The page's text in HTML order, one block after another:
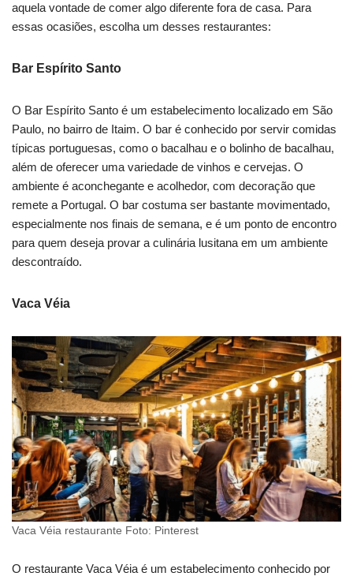
aquela vontade de comer algo diferente fora de casa. Para
essas ocasiões, escolha um desses restaurantes:
Bar Espírito Santo
O Bar Espírito Santo é um estabelecimento localizado em São
Paulo, no bairro de Itaim. O bar é conhecido por servir comidas
típicas portuguesas, como o bacalhau e o bolinho de bacalhau,
além de oferecer uma variedade de vinhos e cervejas. O
ambiente é aconchegante e acolhedor, com decoração que
remete a Portugal. O bar costuma ser bastante movimentado,
especialmente nos finais de semana, e é um ponto de encontro
para quem deseja provar a culinária lusitana em um ambiente
descontraído.
Vaca Véia
Vaca Véia restaurante Foto: Pinterest
O restaurante Vaca Véia é um estabelecimento conhecido por